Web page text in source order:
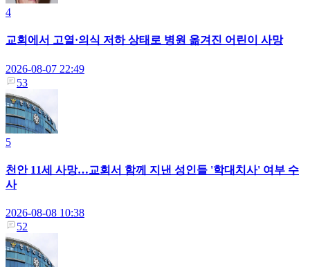
4
교회에서 고열·의식 저하 상태로 병원 옮겨진 어린이 사망
2026-08-07 22:49
53
5
천안 11세 사망…교회서 함께 지낸 성인들 '학대치사' 여부 수
사
2026-08-08 10:38
52